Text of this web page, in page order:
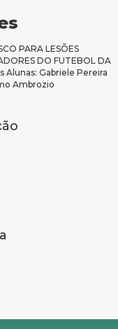
PARA LESÕES
DO FUTEBOL DA
Alunas: Gabriele Pereira
Ambrozio